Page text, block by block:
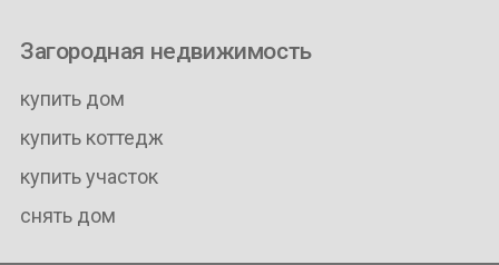
Загородная недвижимость
купить дом
купить коттедж
купить участок
снять дом